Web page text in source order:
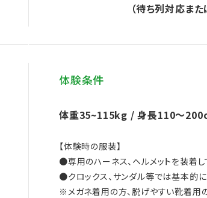
（待ち列対応ま
体験条件
体重35~115kg / 身長110〜
【体験時の服装】
●専用のハーネス、ヘルメットを装着し
●クロックス、サンダル等では基本的に
※メガネ着用の方、脱げやすい靴着用